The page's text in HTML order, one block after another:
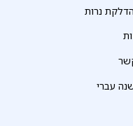
נרות
עברי